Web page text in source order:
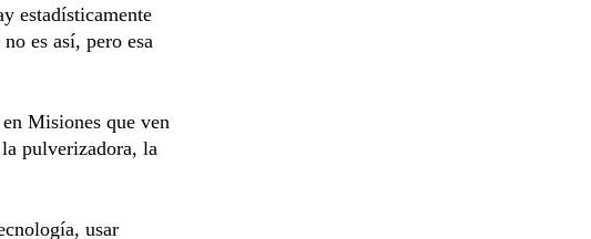
estadísticamente
es así, pero esa
en Misiones que ven
pulverizadora, la
usar